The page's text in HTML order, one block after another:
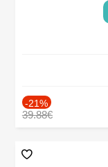
-21%
39.88€